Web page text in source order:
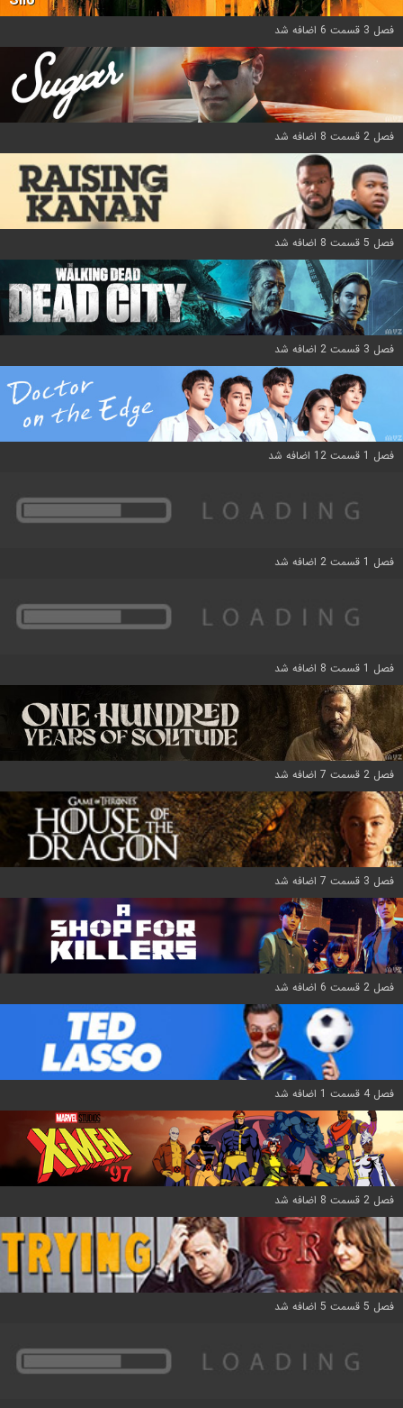
فصل 3 قسمت 6 اضافه شد
فصل 2 قسمت 8 اضافه شد
فصل 5 قسمت 8 اضافه شد
فصل 3 قسمت 2 اضافه شد
فصل 1 قسمت 12 اضافه شد
فصل 1 قسمت 2 اضافه شد
فصل 1 قسمت 8 اضافه شد
فصل 2 قسمت 7 اضافه شد
فصل 3 قسمت 7 اضافه شد
فصل 2 قسمت 6 اضافه شد
فصل 4 قسمت 1 اضافه شد
فصل 2 قسمت 8 اضافه شد
فصل 5 قسمت 5 اضافه شد